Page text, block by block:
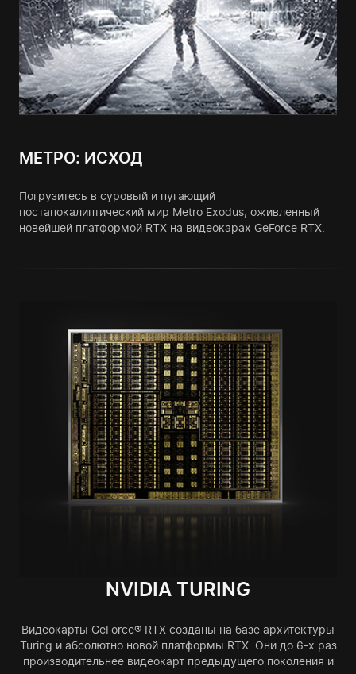
МЕТРО: ИСХОД
Погрузитесь в суровый и пугающий
постапокалиптический мир Metro Exodus, оживленный
новейшей платформой RTX на видеокарах GeForce RTX.
NVIDIA TURING
Видеокарты GeForce® RTX созданы на базе архитектуры
Turing и абсолютно новой платформы RTX. Они до 6-х раз
производительнее видеокарт предыдущего поколения и